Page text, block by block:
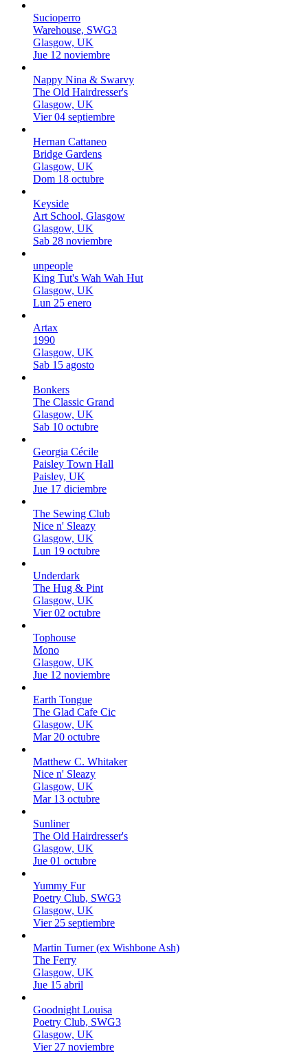
Sucioperro
Warehouse, SWG3
Glasgow, UK
Jue 12 noviembre
Nappy Nina & Swarvy
The Old Hairdresser's
Glasgow, UK
Vier 04 septiembre
Hernan Cattaneo
Bridge Gardens
Glasgow, UK
Dom 18 octubre
Keyside
Art School, Glasgow
Glasgow, UK
Sab 28 noviembre
unpeople
King Tut's Wah Wah Hut
Glasgow, UK
Lun 25 enero
Artax
1990
Glasgow, UK
Sab 15 agosto
Bonkers
The Classic Grand
Glasgow, UK
Sab 10 octubre
Georgia Cécile
Paisley Town Hall
Paisley, UK
Jue 17 diciembre
The Sewing Club
Nice n' Sleazy
Glasgow, UK
Lun 19 octubre
Underdark
The Hug & Pint
Glasgow, UK
Vier 02 octubre
Tophouse
Mono
Glasgow, UK
Jue 12 noviembre
Earth Tongue
The Glad Cafe Cic
Glasgow, UK
Mar 20 octubre
Matthew C. Whitaker
Nice n' Sleazy
Glasgow, UK
Mar 13 octubre
Sunliner
The Old Hairdresser's
Glasgow, UK
Jue 01 octubre
Yummy Fur
Poetry Club, SWG3
Glasgow, UK
Vier 25 septiembre
Martin Turner (ex Wishbone Ash)
The Ferry
Glasgow, UK
Jue 15 abril
Goodnight Louisa
Poetry Club, SWG3
Glasgow, UK
Vier 27 noviembre